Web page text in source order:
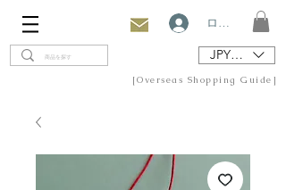
ログイン
JPY (¥)
[Overseas Shopping Guide]